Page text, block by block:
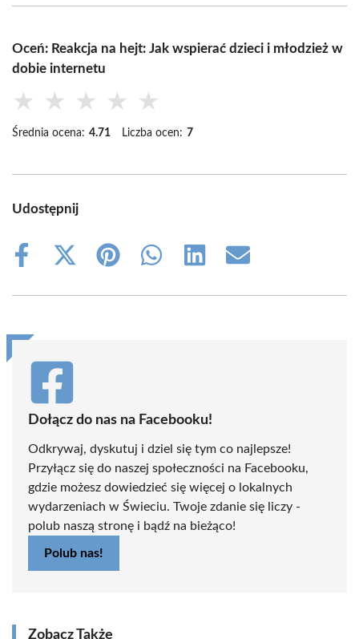
Oceń: Reakcja na hejt: Jak wspierać dzieci i młodzież w
dobie internetu
★ ★ ★ ★ ★
Średnia ocena: 4.71 Liczba ocen: 7
Udostępnij
Share
Share
(Twitter)
Share
Share
Share
Share
Dołącz do nas na Facebooku!
Odkrywaj, dyskutuj i dziel się tym co najlepsze!
Przyłącz się do naszej społeczności na Facebooku,
gdzie możesz dowiedzieć się więcej o lokalnych
wydarzeniach w Świeciu. Twoje zdanie się liczy -
polub naszą stronę i bądź na bieżąco!
Polub nas!
Zobacz Także